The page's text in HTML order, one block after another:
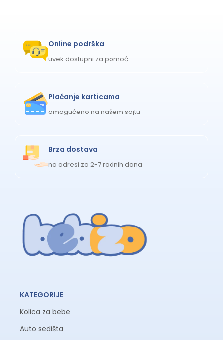
Online podrška
uvek dostupni za pomoć
Plaćanje karticama
omogućeno na našem sajtu
Brza dostava
na adresi za 2-7 radnih dana
KATEGORIJE
Kolica za bebe
Auto sedišta